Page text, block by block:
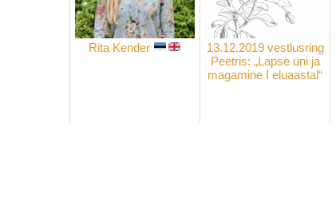
Rita Kender
13.12.2019 vestlusring
Peetris: „Lapse uni ja
magamine I eluaastal“